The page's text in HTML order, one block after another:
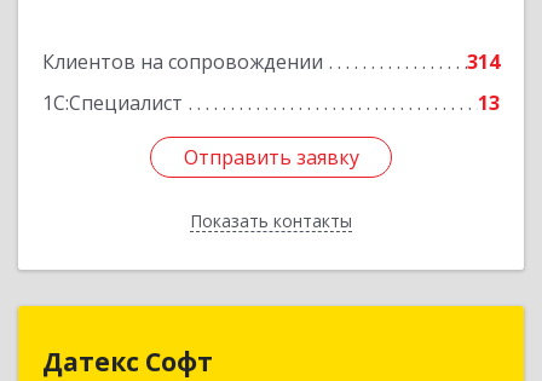
Клиентов на сопровождении
314
1С:Специалист
13
Отправить заявку
Показать контакты
Отправить заявку
Назад
Датекс Софт